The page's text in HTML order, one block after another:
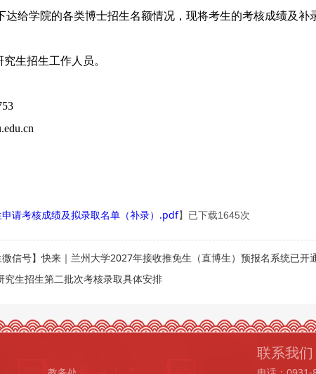
达给学院的各类博士招生名额情况， 现将考生的考核成绩及补
生招生工作人员。
请考核成绩及拟录取名单（补录）.pdf】已下载1645次
信号】快来｜兰州大学2027年接收推免生（直博生）预报名系统已开
生招生第二批次考核录取具体安排
联系我们